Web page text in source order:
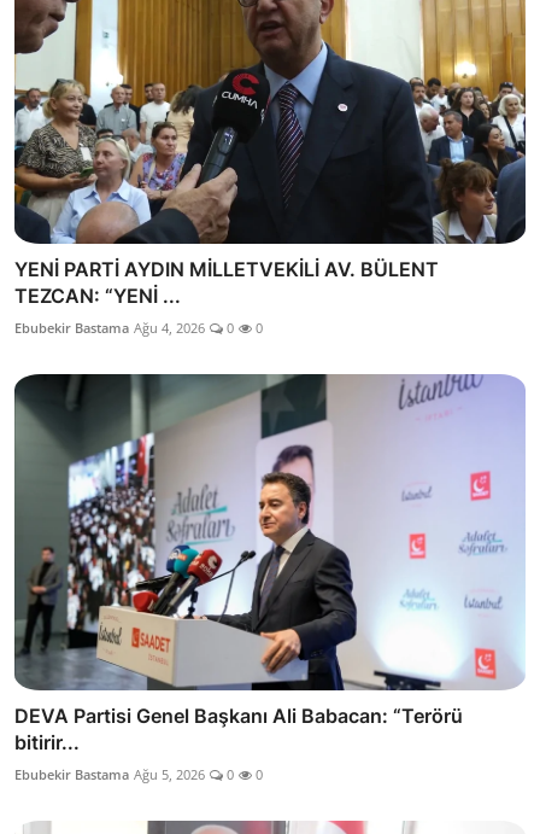
YENİ PARTİ AYDIN MİLLETVEKİLİ AV. BÜLENT
TEZCAN: “YENİ ...
Ebubekir Bastama Ağu 4, 2026 0 0
DEVA Partisi Genel Başkanı Ali Babacan: “Terörü
bitirir...
Ebubekir Bastama Ağu 5, 2026 0 0